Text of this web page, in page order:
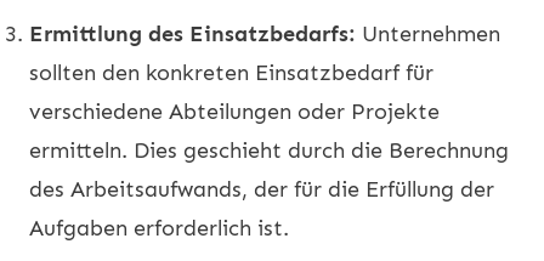
Ermittlung des Einsatzbedarfs: Unternehmen
sollten den konkreten Einsatzbedarf für
verschiedene Abteilungen oder Projekte
ermitteln. Dies geschieht durch die Berechnung
des Arbeitsaufwands, der für die Erfüllung der
Aufgaben erforderlich ist.